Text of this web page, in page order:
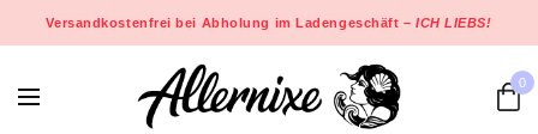
Versandkostenfrei bei Abholung im Ladengeschäft –ICH LIEBS!
0